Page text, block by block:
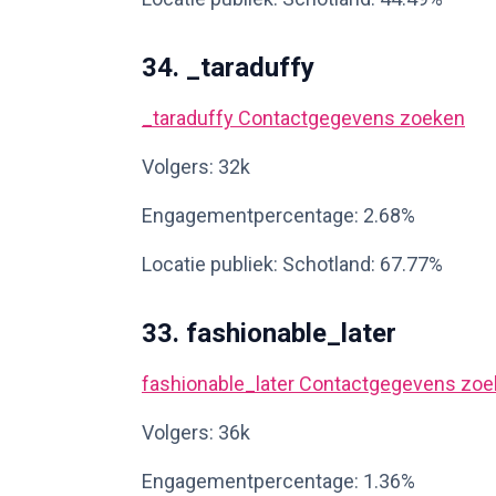
34. _taraduffy
_taraduffy Contactgegevens zoeken
Volgers: 32k
Engagementpercentage: 2.68%
Locatie publiek: Schotland: 67.77%
33. fashionable_later
fashionable_later Contactgegevens
Volgers: 36k
Engagementpercentage: 1.36%